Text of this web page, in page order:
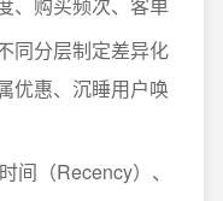
同分层制定差异化
优惠、沉睡用户唤
间（Recency）、